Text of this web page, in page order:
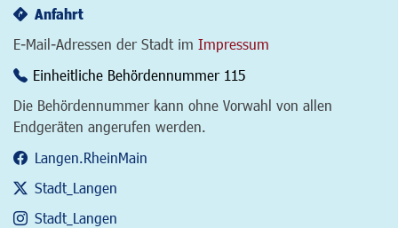
Anfahrt
E-Mail-Adressen der Stadt im Impressum
Einheitliche Behördennummer 115
Die Behördennummer kann ohne Vorwahl von allen
Endgeräten angerufen werden.
Langen.RheinMain
Stadt_Langen
Stadt_Langen